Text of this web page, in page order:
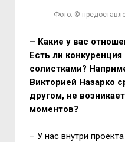
Фото: ©
– Какие у вас
Есть ли
солистками?
Викторией Назарко
другом, не
моментов?
– У нас внутри